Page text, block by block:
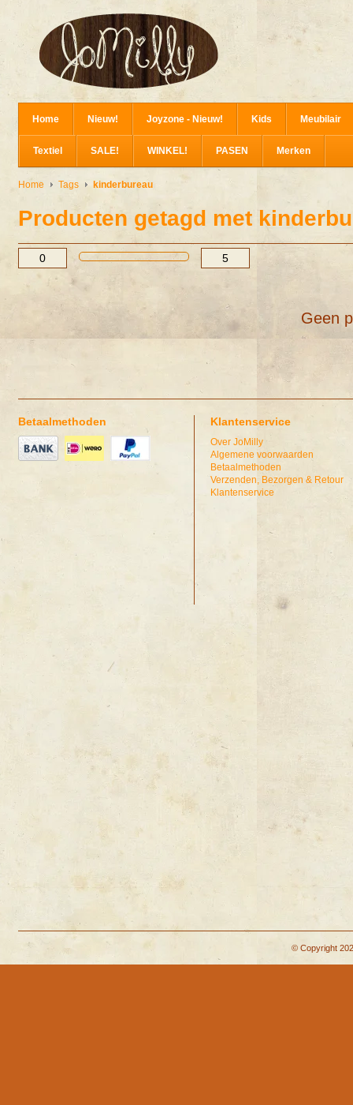
Home Nieuw! Joyzone - Nieuw! Kids Meubilair
Textiel SALE! WINKEL! PASEN Merken
Home Tags kinderbureau
Producten getagd met
Geen
Betaalmethoden Klantenservice
Over JoMilly
Algemene voorwaarden
Betaalmethoden
Verzenden, Bezorgen & Retour
Klantenservice
© Copyright